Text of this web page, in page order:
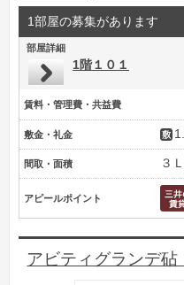
1部屋の募集があります
部屋詳細
1階１０１
賃料・管理費・共益費
敷金・礼金
間取・面積 ３
アピールポイント
アビティグランデ